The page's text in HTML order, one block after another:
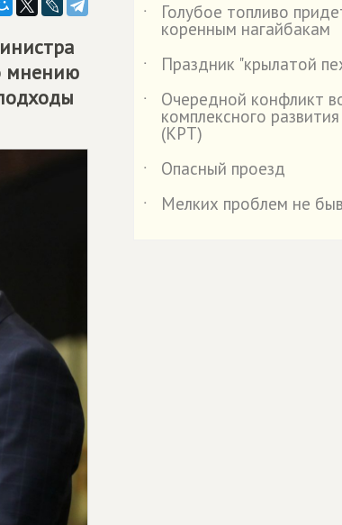
мнению
˙ Голубое топливо
коренным нагайбакам
˙
Праздник "крылатой
˙
Очередной конфликт
комплексного
(КРТ)
˙
Опасный проезд
˙
Мелких проблем не